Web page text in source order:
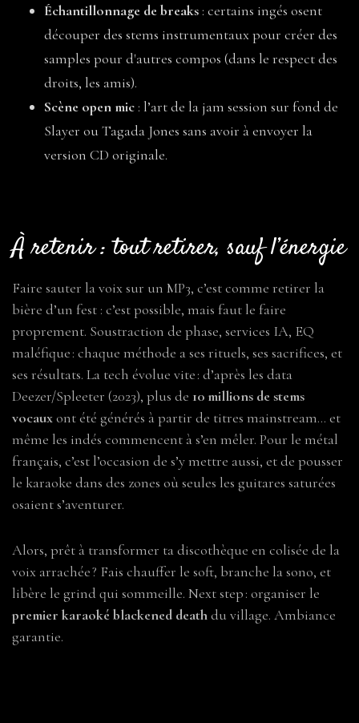
Échantillonnage de breaks : certains ingés osent
découper des stems instrumentaux pour créer des
samples pour d'autres compos (dans le respect des
droits, les amis).
Scène open mic : l’art de la jam session sur fond de
Slayer ou Tagada Jones sans avoir à envoyer la
version CD originale.
À retenir : tout retirer, sauf l’énergie
Faire sauter la voix sur un MP3, c’est comme retirer la
bière d’un fest : c’est possible, mais faut le faire
proprement. Soustraction de phase, services IA, EQ
maléfique : chaque méthode a ses rituels, ses sacrifices, et
ses résultats. La tech évolue vite : d’après les data
Deezer/Spleeter (2023), plus de 10 millions de stems
vocauxont été générés à partir de titres mainstream… et
même les indés commencent à s’en mêler. Pour le métal
français, c’est l’occasion de s’y mettre aussi, et de pousser
le karaoke dans des zones où seules les guitares saturées
osaient s’aventurer.
Alors, prêt à transformer ta discothèque en colisée de la
voix arrachée ? Fais chauffer le soft, branche la sono, et
libère le grind qui sommeille. Next step : organiser le
premier karaoké blackened deathdu village. Ambiance
garantie.